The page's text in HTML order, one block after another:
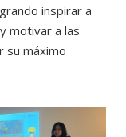
inspirar a
motivar a las
su máximo